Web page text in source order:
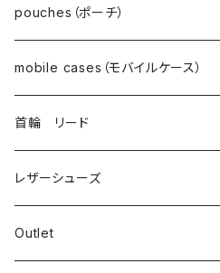
pouches（ポーチ）
mobile cases（モバイルケース）
首輪 リード
レザーシューズ
Outlet